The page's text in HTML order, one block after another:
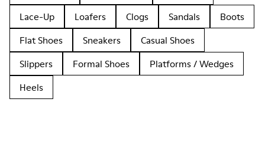
Lace-Up
Loafers Clogs Sandals
Boots
Flat Shoes
Sneakers
Casual Shoes
Slippers
Formal Shoes
Platforms / Wedges
Heels